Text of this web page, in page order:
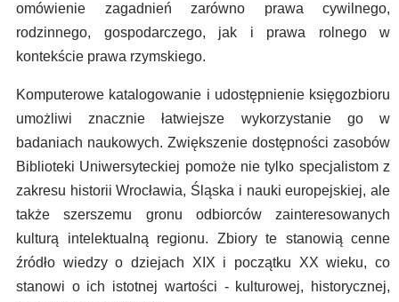
omówienie zagadnień zarówno prawa cywilnego,
rodzinnego, gospodarczego, jak i prawa rolnego w
kontekście prawa rzymskiego.
Komputerowe katalogowanie i udostępnienie księgozbioru
umożliwi znacznie łatwiejsze wykorzystanie go w
badaniach naukowych. Zwiększenie dostępności zasobów
Biblioteki Uniwersyteckiej pomoże nie tylko specjalistom z
zakresu historii Wrocławia, Śląska i nauki europejskiej, ale
także szerszemu gronu odbiorców zainteresowanych
kulturą intelektualną regionu. Zbiory te stanowią cenne
źródło wiedzy o dziejach XIX i początku XX wieku, co
stanowi o ich istotnej wartości - kulturowej, historycznej,